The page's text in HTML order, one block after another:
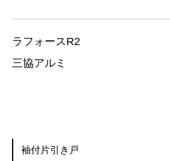
ラフォースR2
三協アルミ
袖付片引き戸